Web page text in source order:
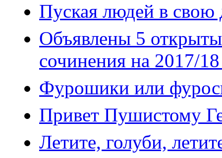
Пуская людей в свою
Объявлены 5
сочинения на 2017/
Фурошики или
Привет Пушистому
Летите, голуби,